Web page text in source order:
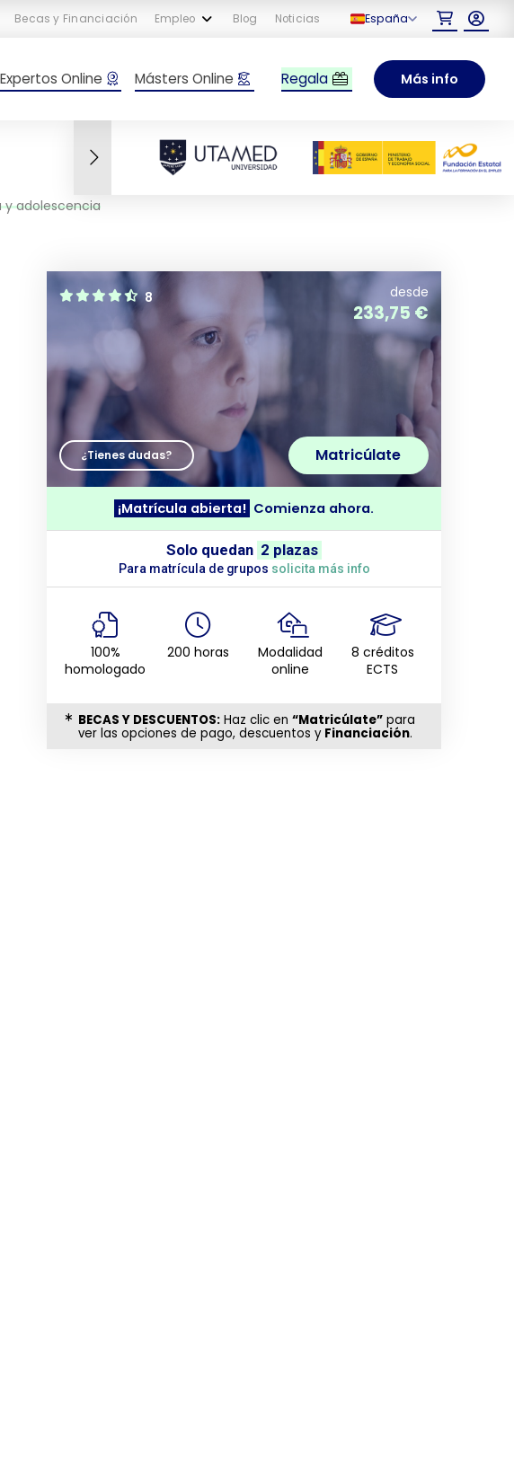
Becas y Financiación Empleo Blog Noticias España
Expertos Online Másters Online Regala Más info
adolescencia
8 desde
233,75 €
¿Tienes dudas? Matricúlate
¡Matrícula abierta! Comienza ahora.
Solo quedan 2 plazas
Para matrícula de grupos solicita más info
100%
homologado
200 horas
Modalidad
online
8 créditos
ECTS
BECAS Y DESCUENTOS:Haz clic en “Matricúlate”para
ver las opciones de pago, descuentos y Financiación.